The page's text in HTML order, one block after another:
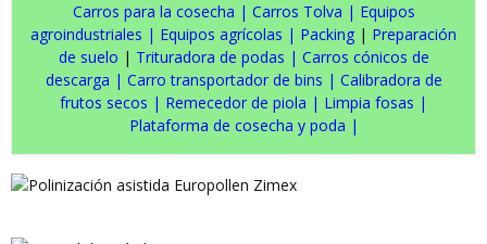
Carros para la cosecha | Carros Tolva | Equipos
agroindustriales | Equipos agrícolas | Packing | Preparación
de suelo | Trituradora de podas | Carros cónicos de
descarga | Carro transportador de bins | Calibradora de
frutos secos | Remecedor de piola | Limpia fosas |
Plataforma de cosecha y poda |